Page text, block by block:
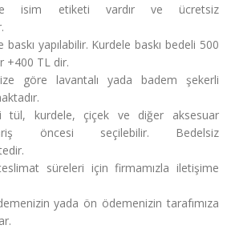
isim etiketi vardır ve ücretsiz
yapılabilir. Kurdele baskı bedeli 500
+400 TL dir.
göre lavantalı yada badem şekerli
tül, kurdele, çiçek ve diğer aksesuar
öncesi seçilebilir. Bedelsiz
süreleri için firmamızla iletişime
yada ön ödemenizin tarafımıza